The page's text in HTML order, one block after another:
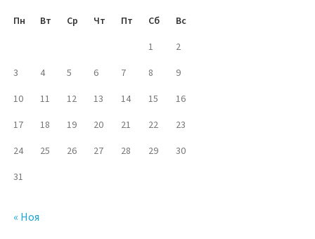
Пн Вт Ср Чт Пт Сб Вс
1 2
3 4 5 6 7 8 9
10 11 12 13 14 15 16
17 18 19 20 21 22 23
24 25 26 27 28 29 30
31
« Ноя